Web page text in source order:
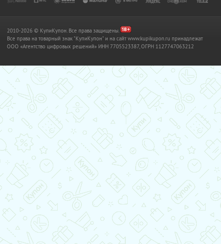
2010-2026 © КупиКупон. Все права защищены.
Все права на товарный знак "КупиКупон" и на сайт www.kupikupon.ru принадлежат
OOO «Агентство цифровых решений» ИНН 7705523387, ОГРН 1127747063212